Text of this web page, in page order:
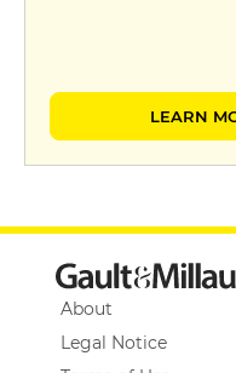
LEARN
About
Legal Notice